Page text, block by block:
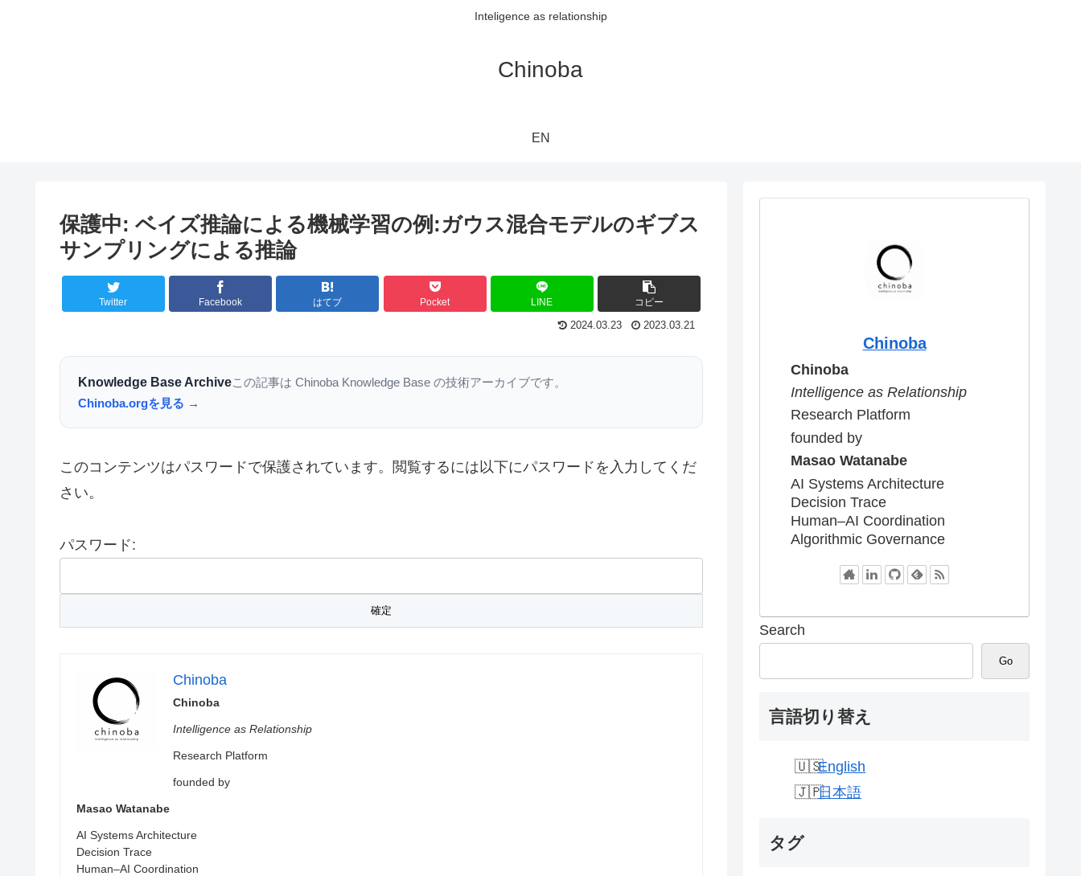
Inteligence as relationship
Chinoba
EN
保護中: ベイズ推論による機械学習の例:ガウス混合モデルのギブス
サンプリングによる推論
Twitter Facebook はてブ Pocket LINE コピー
2024.03.23 2023.03.21
Knowledge Base Archiveこの記事は Chinoba Knowledge Base の技術アーカイブです。
Chinoba.orgを見る →
このコンテンツはパスワードで保護されています。閲覧するには以下にパスワードを入力してくだ
さい。
パスワード:
Chinoba
Chinoba
Intelligence as Relationship
Research Platform
founded by
Masao Watanabe
AI Systems Architecture
Decision Trace
Human–AI Coordination
Chinoba
Chinoba
Intelligence as Relationship
Research Platform
founded by
Masao Watanabe
AI Systems Architecture
Decision Trace
Human–AI Coordination
Algorithmic Governance
Search
Go
言語切り替え
English
日本語
タグ